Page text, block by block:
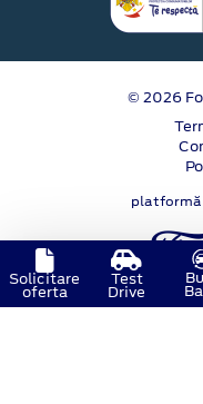
© 2026
platformă
Solicitare
oferta
Test
Drive